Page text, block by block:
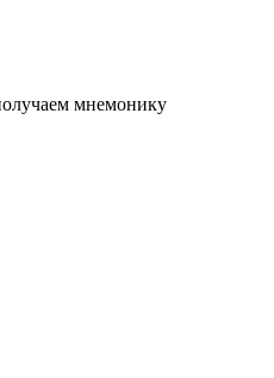
мнемонику